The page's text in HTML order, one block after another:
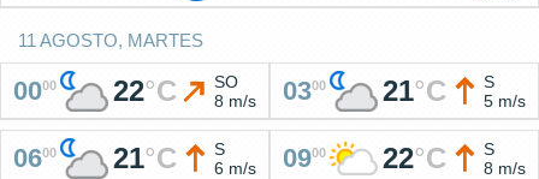
11 AGOSTO, MARTES
0000 22°C
SO
8 m/s
0300 21°C
S
5 m/s
0600 21°C
S
6 m/s
0900 22°C
S
8 m/s